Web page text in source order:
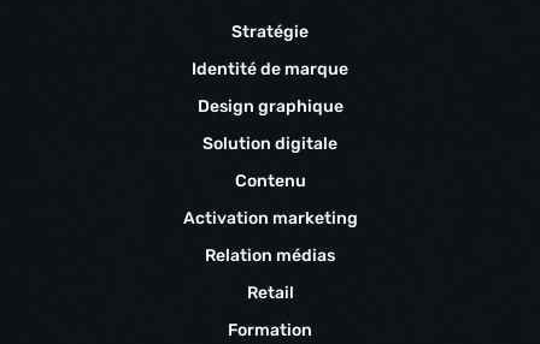
Stratégie
Identité de marque
Design graphique
Solution digitale
Contenu
Activation marketing
Relation médias
Retail
Formation